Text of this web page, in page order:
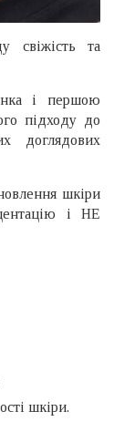
свіжість та
і першою
підходу до
доглядових
шкіри
і НЕ
шкіри.